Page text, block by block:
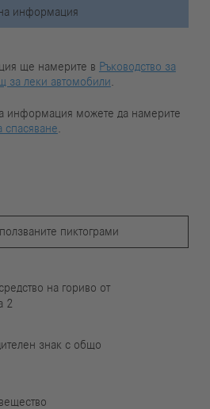
информация
ще намерите в Ръководство за
за леки автомобили
информация можете да намерите
спасяване
пиктограми
на гориво от
2
знак с общо